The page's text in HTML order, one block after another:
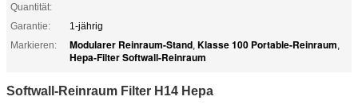
Quantität:
Garantie:
1-jährig
Markieren:
Modularer Reinraum-Stand, Klasse 100 Portable-Reinraum,
Hepa-Filter Softwall-Reinraum
Softwall-Reinraum Filter H14 Hepa